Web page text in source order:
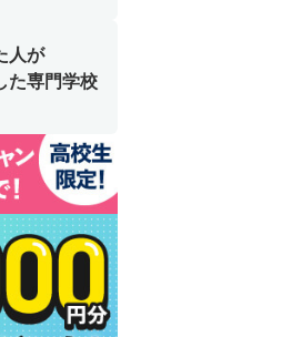
人が
た専門学校